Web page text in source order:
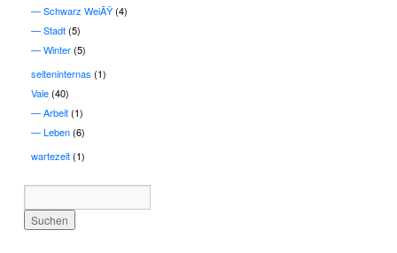
Schwarz WeiÃŸ(4)
Stadt(5)
Winter(5)
seiteninternas (1)
Vale(40)
Arbeit(1)
Leben(6)
wartezeit(1)